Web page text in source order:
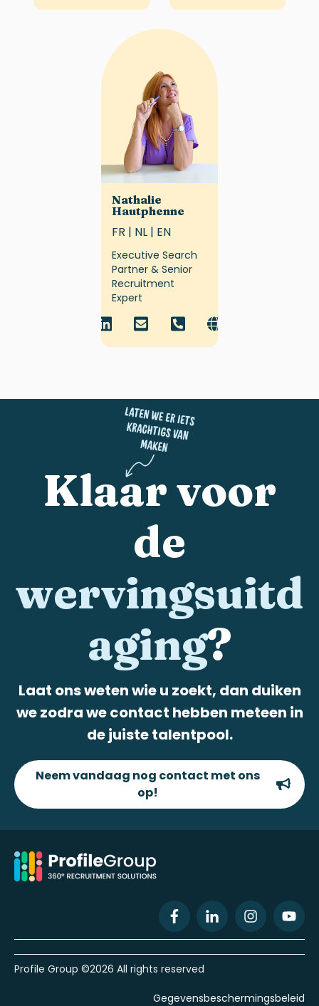
Nathalie
Hautphenne
FR | NL | EN
Executive Search
Partner & Senior
Recruitment
Expert
Klaar voor
de
wervingsuitd
aging?
Laat ons weten wie u zoekt, dan duiken
we zodra we contact hebben meteen in
de juiste talentpool.
Neem vandaag nog contact met ons
op!
Profile Group ©2026 All rights reserved
Gegevensbeschermingsbeleid